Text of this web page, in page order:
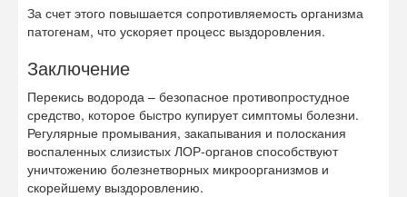
За счет этого повышается сопротивляемость организма
патогенам, что ускоряет процесс выздоровления.
Заключение
Перекись водорода – безопасное противопростудное
средство, которое быстро купирует симптомы болезни.
Регулярные промывания, закапывания и полоскания
воспаленных слизистых ЛОР-органов способствуют
уничтожению болезнетворных микроорганизмов и
скорейшему выздоровлению.